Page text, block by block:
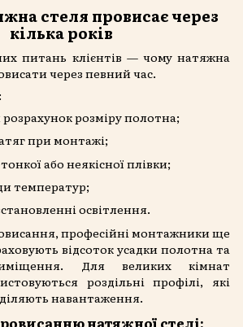
стеля провисає через
кілька років
питань клієнтів — чому натяжна
через певний час.
розміру полотна;
при монтажі;
або неякісної плівки;
температур;
освітлення.
професійні монтажники ще
відсоток усадки полотна та
Для великих кімнат
роздільні профілі, які
навантаження.
натяжної стелі: